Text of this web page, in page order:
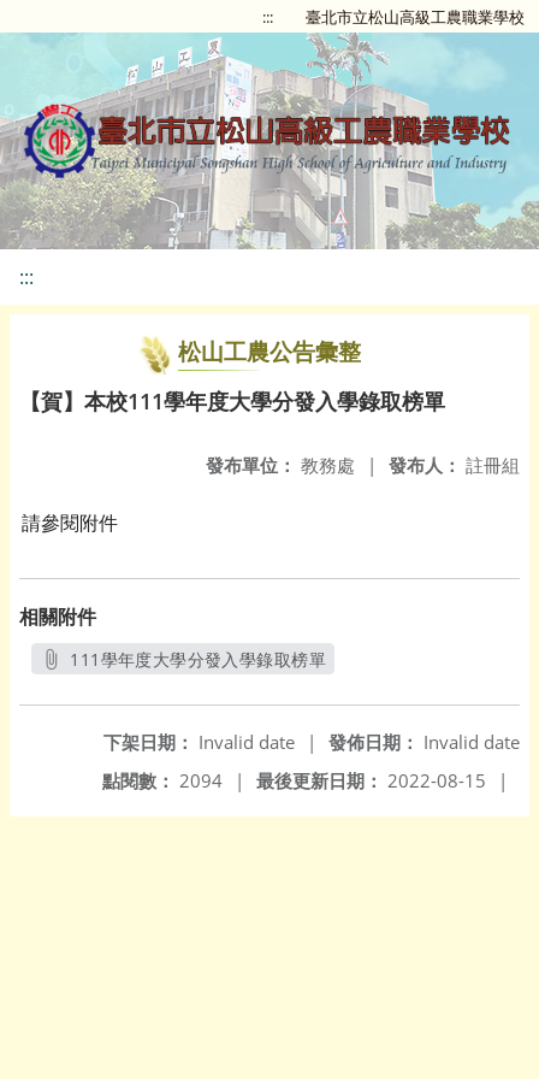
::: 臺北市立松山高級工農職業學校
:::
松山工農公告彙整
【賀】本校111學年度大學分發入學錄取榜單
發布人： 註冊組
發布單位： 教務處 |
請參閱附件
相關附件
111學年度大學分發入學錄取榜單
發佈日期： Invalid date
下架日期： Invalid date
|
最後更新日期： 2022-08-15 |
點閱數： 2094 |